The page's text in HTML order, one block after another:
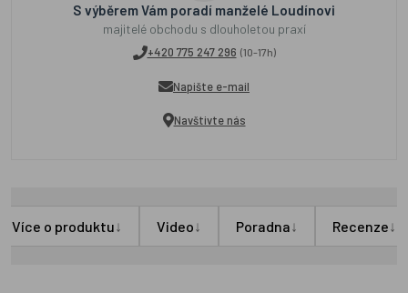
S výběrem Vám poradí manželé Loudínovi
majitelé obchodu s dlouholetou praxí
+420 775 247 296 (10-17h)
Napište e-mail
Navštivte nás
Více o produktu↓ Video↓ Poradna↓ Recenze↓